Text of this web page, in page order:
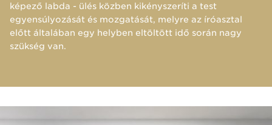
képező labda - ülés közben kikényszeríti a test
egyensúlyozását és mozgatását, melyre az íróasztal
előtt általában egy helyben eltöltött idő során nagy
szükség van.